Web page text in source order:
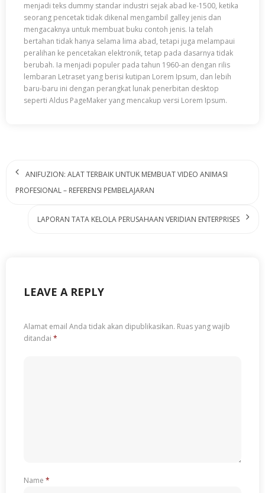
menjadi teks dummy standar industri sejak abad ke-1500, ketika
seorang pencetak tidak dikenal mengambil galley jenis dan
mengacaknya untuk membuat buku contoh jenis. Ia telah
bertahan tidak hanya selama lima abad, tetapi juga melampaui
peralihan ke pencetakan elektronik, tetap pada dasarnya tidak
berubah. Ia menjadi populer pada tahun 1960-an dengan rilis
lembaran Letraset yang berisi kutipan Lorem Ipsum, dan lebih
baru-baru ini dengan perangkat lunak penerbitan desktop
seperti Aldus PageMaker yang mencakup versi Lorem Ipsum.
ANIFUZION: ALAT TERBAIK UNTUK MEMBUAT VIDEO ANIMASI
PROFESIONAL – REFERENSI PEMBELAJARAN
LAPORAN TATA KELOLA PERUSAHAAN VERIDIAN ENTERPRISES
LEAVE A REPLY
Alamat email Anda tidak akan dipublikasikan. Ruas yang wajib
ditandai *
Name *